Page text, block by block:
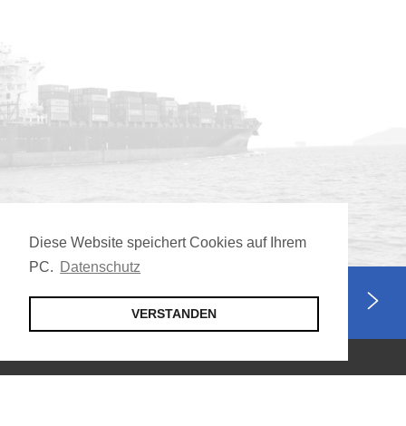
Diese Website speichert Cookies auf Ihrem
PC. Datenschutz
VERSTANDEN
Jetzt Mitglied werden